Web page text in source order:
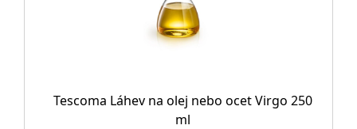
Tescoma Láhev na olej nebo ocet Virgo 250
ml